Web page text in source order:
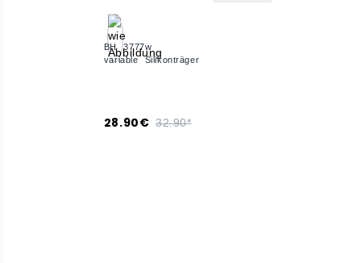
BH 3777w
variable Silikonträger
28.90€ 32.90*